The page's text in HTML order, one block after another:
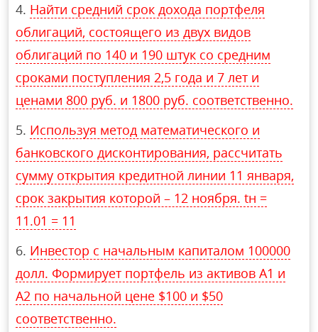
Найти средний срок дохода портфеля
облигаций, состоящего из двух видов
облигаций по 140 и 190 штук со средним
сроками поступления 2,5 года и 7 лет и
ценами 800 руб. и 1800 руб. соответственно.
Используя метод математического и
банковского дисконтирования, рассчитать
сумму открытия кредитной линии 11 января,
срок закрытия которой – 12 ноября. tн =
11.01 = 11
Инвестор с начальным капиталом 100000
долл. Формирует портфель из активов А1 и
A2 по начальной цене $100 и $50
соответственно.